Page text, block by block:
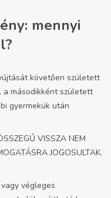
mennyi
követően született
a másodikként született
gyermekük után
VISSZA NEM
JOGOSULTAK.
végleges